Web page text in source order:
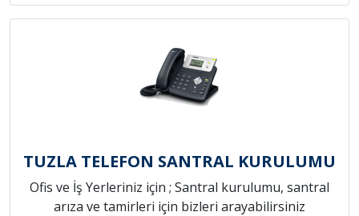
TUZLA TELEFON SANTRAL KURULUMU
Ofis ve İş Yerleriniz için ; Santral kurulumu, santral
arıza ve tamirleri için bizleri arayabilirsiniz